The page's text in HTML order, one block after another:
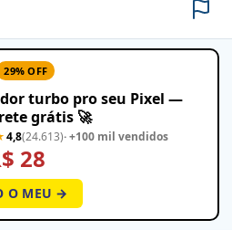
29% OFF
turbo pro seu Pixel —
grátis 🚀
4,8(24.613)· +100 mil vendidos
28
O MEU →